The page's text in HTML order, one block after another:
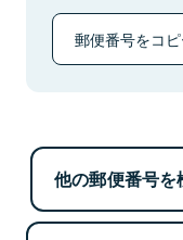
郵便番号をコ
他の郵便番号を